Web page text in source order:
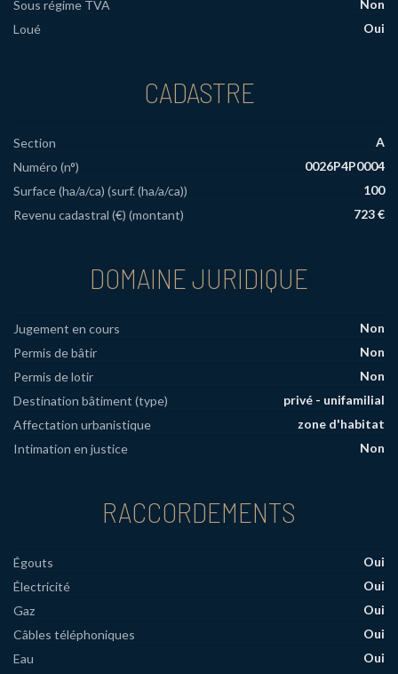
Sous régime TVA
Non
Loué
Oui
CADASTRE
Section
A
Numéro (n°)
0026P4P0004
Surface (ha/a/ca) (surf. (ha/a/ca))
100
Revenu cadastral (€) (montant)
723 €
DOMAINE JURIDIQUE
Jugement en cours
Non
Permis de bâtir
Non
Permis de lotir
Non
Destination bâtiment (type)
privé - unifamilial
Affectation urbanistique
zone d'habitat
Intimation en justice
Non
RACCORDEMENTS
Égouts
Oui
Électricité
Oui
Gaz
Oui
Câbles téléphoniques
Oui
Eau
Oui